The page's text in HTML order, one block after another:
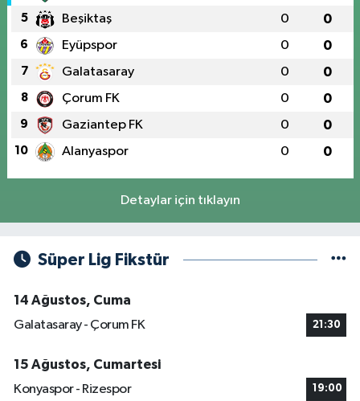
5 Beşiktaş 0 0
6 Eyüpspor 0 0
7 Galatasaray 0 0
8 Çorum FK 0 0
9 Gaziantep FK 0 0
10 Alanyaspor 0 0
Detaylar için tıklayın
Süper Lig Fikstür
14 Ağustos, Cuma
Galatasaray - Çorum FK
21:30
15 Ağustos, Cumartesi
Konyaspor - Rizespor
19:00